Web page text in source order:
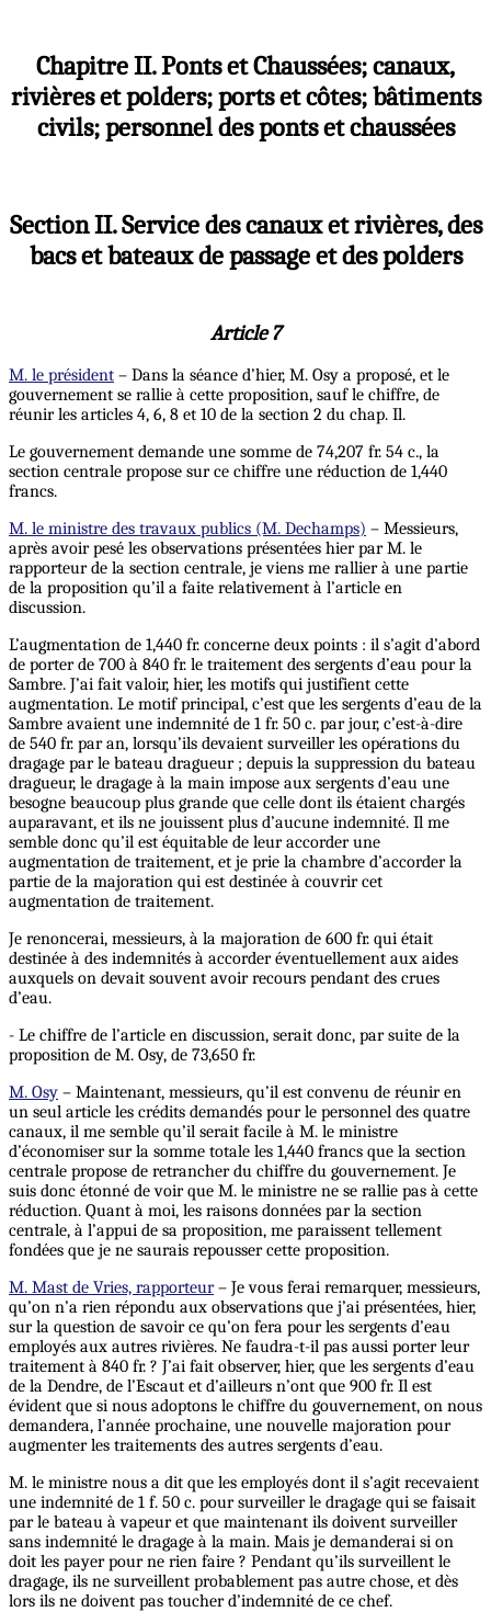
Chapitre II. Ponts et Chaussées; canaux,
rivières et polders; ports et côtes; bâtiments
civils; personnel des ponts et chaussées
Section II. Service des canaux et rivières, des
bacs et bateaux de passage et des polders
Article 7
M. le président – Dans la séance d’hier, M. Osy a proposé, et le
gouvernement se rallie à cette proposition, sauf le chiffre, de
réunir les articles 4, 6, 8 et 10 de la section 2 du chap. Il.
Le gouvernement demande une somme de 74,207 fr. 54 c., la
section centrale propose sur ce chiffre une réduction de 1,440
francs.
M. le ministre des travaux publics (M. Dechamps) – Messieurs,
après avoir pesé les observations présentées hier par M. le
rapporteur de la section centrale, je viens me rallier à une partie
de la proposition qu’il a faite relativement à l’article en
discussion.
L’augmentation de 1,440 fr. concerne deux points : il s’agit d’abord
de porter de 700 à 840 fr. le traitement des sergents d’eau pour la
Sambre. J’ai fait valoir, hier, les motifs qui justifient cette
augmentation. Le motif principal, c’est que les sergents d’eau de la
Sambre avaient une indemnité de 1 fr. 50 c. par jour, c’est-à-dire
de 540 fr. par an, lorsqu’ils devaient surveiller les opérations du
dragage par le bateau dragueur ; depuis la suppression du bateau
dragueur, le dragage à la main impose aux sergents d’eau une
besogne beaucoup plus grande que celle dont ils étaient chargés
auparavant, et ils ne jouissent plus d’aucune indemnité. Il me
semble donc qu’il est équitable de leur accorder une
augmentation de traitement, et je prie la chambre d’accorder la
partie de la majoration qui est destinée à couvrir cet
augmentation de traitement.
Je renoncerai, messieurs, à la majoration de 600 fr. qui était
destinée à des indemnités à accorder éventuellement aux aides
auxquels on devait souvent avoir recours pendant des crues
d’eau.
- Le chiffre de l’article en discussion, serait donc, par suite de la
proposition de M. Osy, de 73,650 fr.
M. Osy – Maintenant, messieurs, qu’il est convenu de réunir en
un seul article les crédits demandés pour le personnel des quatre
canaux, il me semble qu’il serait facile à M. le ministre
d’économiser sur la somme totale les 1,440 francs que la section
centrale propose de retrancher du chiffre du gouvernement. Je
suis donc étonné de voir que M. le ministre ne se rallie pas à cette
réduction. Quant à moi, les raisons données par la section
centrale, à l’appui de sa proposition, me paraissent tellement
fondées que je ne saurais repousser cette proposition.
M. Mast de Vries, rapporteur– Je vous ferai remarquer, messieurs,
qu’on n’a rien répondu aux observations que j’ai présentées, hier,
sur la question de savoir ce qu’on fera pour les sergents d’eau
employés aux autres rivières. Ne faudra-t-il pas aussi porter leur
traitement à 840 fr. ? J’ai fait observer, hier, que les sergents d’eau
de la Dendre, de l’Escaut et d’ailleurs n’ont que 900 fr. Il est
évident que si nous adoptons le chiffre du gouvernement, on nous
demandera, l’année prochaine, une nouvelle majoration pour
augmenter les traitements des autres sergents d’eau.
M. le ministre nous a dit que les employés dont il s’agit recevaient
une indemnité de 1 f. 50 c. pour surveiller le dragage qui se faisait
par le bateau à vapeur et que maintenant ils doivent surveiller
sans indemnité le dragage à la main. Mais je demanderai si on
doit les payer pour ne rien faire ? Pendant qu’ils surveillent le
dragage, ils ne surveillent probablement pas autre chose, et dès
lors ils ne doivent pas toucher d’indemnité de ce chef.